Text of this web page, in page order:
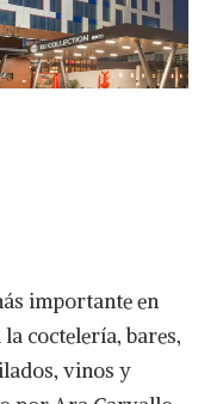
importante en
coctelería, bares,
vinos y